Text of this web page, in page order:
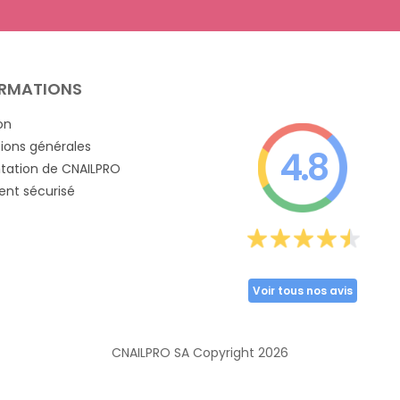
générales
de CNAILPRO
sécurisé
4.8
Voir tous nos avis
CNAILPRO SA Copyright 2026